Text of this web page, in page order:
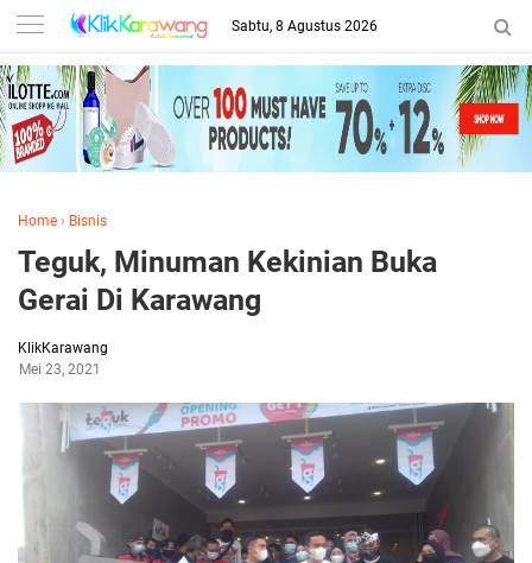
Sabtu, 8 Agustus 2026
Home › Bisnis
Teguk, Minuman Kekinian Buka
Gerai Di Karawang
KlikKarawang
Mei 23, 2021